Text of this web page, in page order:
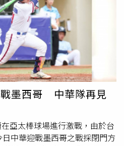
聯賽的常勝軍，也獲得頂新和
長林珈羽笑著說：「孩子們超
拿著筆要我們簽名，真的很感
己從高中時期就在頂新和德文
如今有機會回饋社會，是一種
副執行長邱慧珊指出：「創辦
球發展，希望透過集團整合資
陪伴弱勢朋友。」頂新和德文
食品透過『沃鄉計畫』全力支
久乳，提供北海岸地區至少
首度導入『食育課程』，今年
淺顯有趣的方式介紹日常營養
墨西哥 中華隊再見
亞太棒球場進行激戰，由於台
中華迎戰墨西哥之戰採閉門方